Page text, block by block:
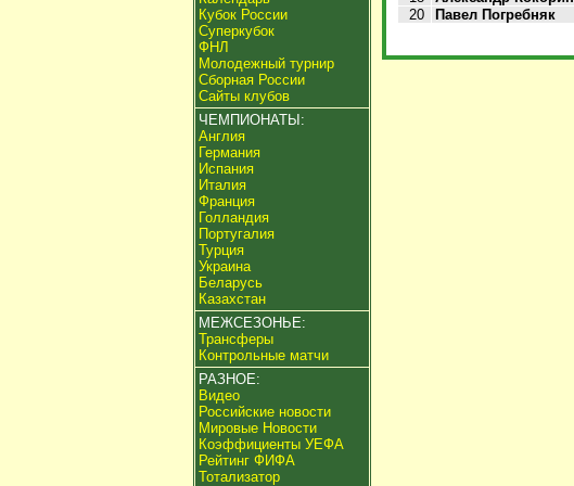
Кубок России
Суперкубок
ФНЛ
Молодежный турнир
Сборная России
Сайты клубов
ЧЕМПИОНАТЫ:
Англия
Германия
Испания
Италия
Франция
Голландия
Португалия
Турция
Украина
Беларусь
Казахстан
МЕЖСЕЗОНЬЕ:
Трансферы
Контрольные матчи
РАЗНОЕ:
Видео
Российские новости
Мировые Новости
Коэффициенты УЕФА
Рейтинг ФИФА
Тотализатор
20
Павел Погребняк